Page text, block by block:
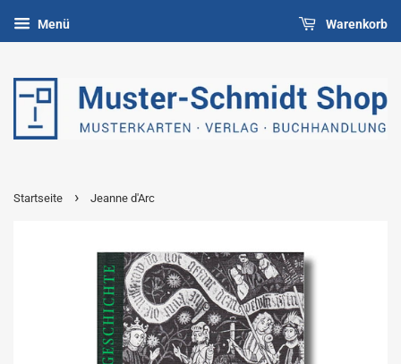
Menü Warenkorb
Startseite › Jeanne d'Arc